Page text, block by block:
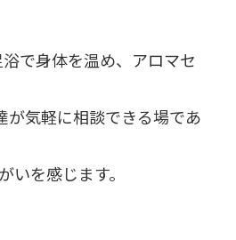
で身体を温め、アロマセ
気軽に相談できる場であ
を感じます。